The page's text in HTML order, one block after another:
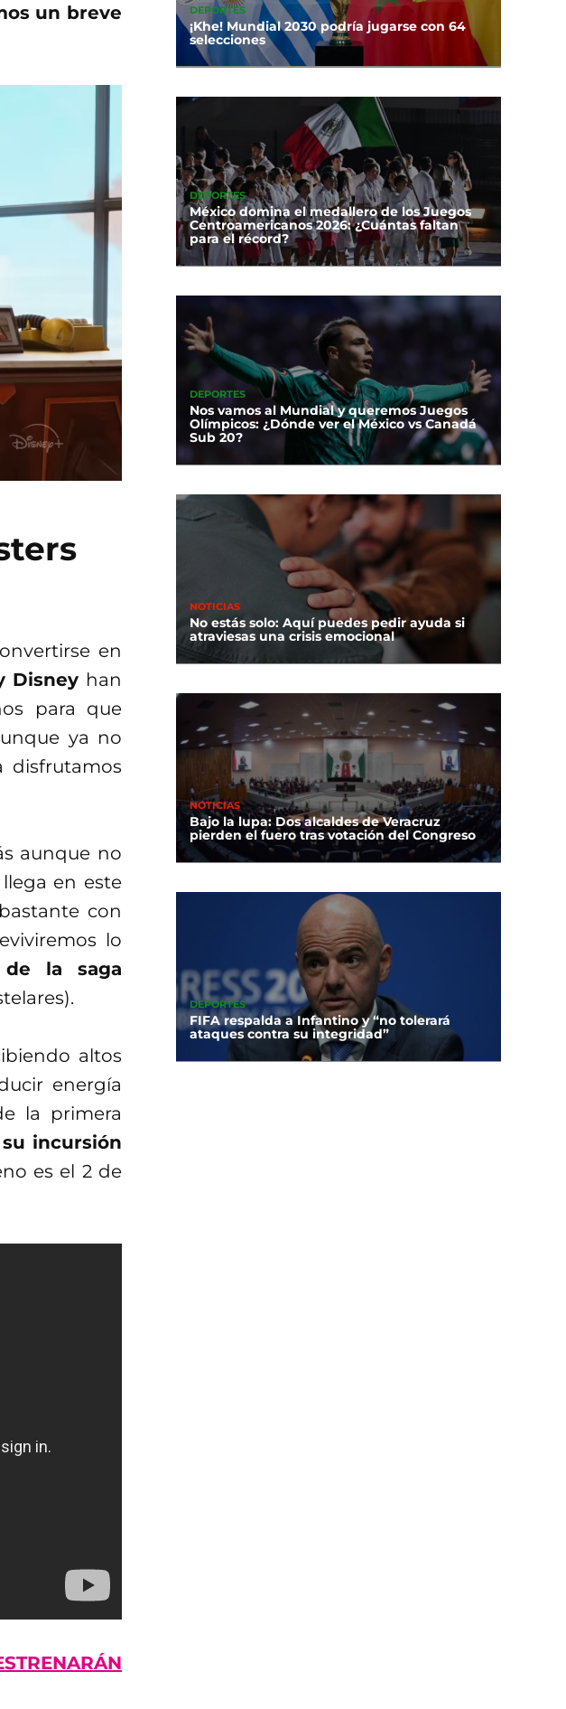
un breve
en
Disney han
para que
ya no
disfrutamos
aunque no
en este
con
lo
de la saga
altos
energía
la primera
su incursión
es el 2 de
DEPORTES
¡Khe! Mundial 2030 podría jugarse con 64
selecciones
DEPORTES
México domina el medallero de los Juegos
Centroamericanos 2026: ¿Cuántas faltan
para el récord?
DEPORTES
Nos vamos al Mundial y queremos Juegos
Olímpicos: ¿Dónde ver el México vs Canadá
Sub 20?
NOTICIAS
No estás solo: Aquí puedes pedir ayuda si
atraviesas una crisis emocional
NOTICIAS
Bajo la lupa: Dos alcaldes de Veracruz
pierden el fuero tras votación del Congreso
DEPORTES
FIFA respalda a Infantino y “no tolerará
ataques contra su integridad”